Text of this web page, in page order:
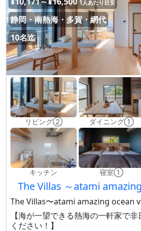
1人あたり目安
静岡・南熱海・多賀・網代
10名迄
リビング② ダイニング①
キッチン 寝室①
The Villas ～atami
The Villas〜atami amazing ocean
【海が一望できる熱海の一軒家で
ください！】